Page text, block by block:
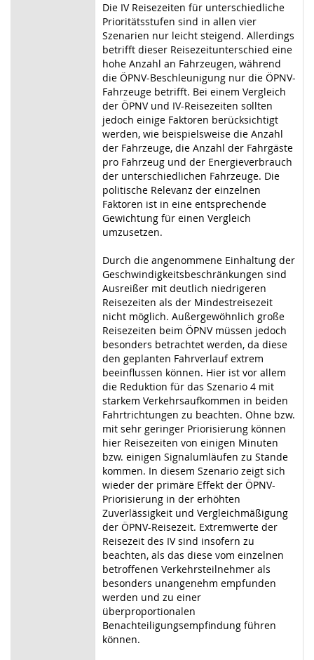
Die IV Reisezeiten für unterschiedliche
Prioritätsstufen sind in allen vier
Szenarien nur leicht steigend. Allerdings
betrifft dieser Reisezeitunterschied eine
hohe Anzahl an Fahrzeugen, während
die ÖPNV-Beschleunigung nur die ÖPNV-
Fahrzeuge betrifft. Bei einem Vergleich
der ÖPNV und IV-Reisezeiten sollten
jedoch einige Faktoren berücksichtigt
werden, wie beispielsweise die Anzahl
der Fahrzeuge, die Anzahl der Fahrgäste
pro Fahrzeug und der Energieverbrauch
der unterschiedlichen Fahrzeuge. Die
politische Relevanz der einzelnen
Faktoren ist in eine entsprechende
Gewichtung für einen Vergleich
umzusetzen.
Durch die angenommene Einhaltung der
Geschwindigkeitsbeschränkungen sind
Ausreißer mit deutlich niedrigeren
Reisezeiten als der Mindestreisezeit
nicht möglich. Außergewöhnlich große
Reisezeiten beim ÖPNV müssen jedoch
besonders betrachtet werden, da diese
den geplanten Fahrverlauf extrem
beeinflussen können. Hier ist vor allem
die Reduktion für das Szenario 4 mit
starkem Verkehrsaufkommen in beiden
Fahrtrichtungen zu beachten. Ohne bzw.
mit sehr geringer Priorisierung können
hier Reisezeiten von einigen Minuten
bzw. einigen Signalumläufen zu Stande
kommen. In diesem Szenario zeigt sich
wieder der primäre Effekt der ÖPNV-
Priorisierung in der erhöhten
Zuverlässigkeit und Vergleichmäßigung
der ÖPNV-Reisezeit. Extremwerte der
Reisezeit des IV sind insofern zu
beachten, als das diese vom einzelnen
betroffenen Verkehrsteilnehmer als
besonders unangenehm empfunden
werden und zu einer
überproportionalen
Benachteiligungsempfindung führen
können.